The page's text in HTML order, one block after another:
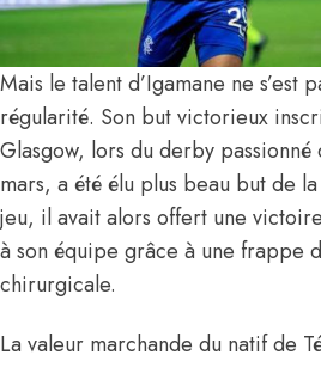
Mais le talent d’Igamane ne s’est
régularité. Son but victorieux
Glasgow, lors du derby passionné
mars, a été élu plus beau but de
jeu, il avait alors offert une
à son équipe grâce à une frappe
chirurgicale.
La valeur marchande du natif de